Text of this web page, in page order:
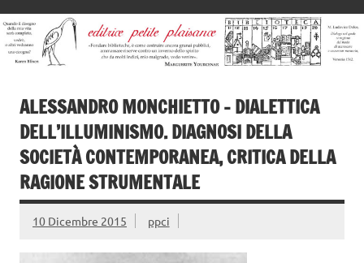
ALESSANDRO MONCHIETTO – DIALETTICA
DELL’ILLUMINISMO. DIAGNOSI DELLA
SOCIETÀ CONTEMPORANEA, CRITICA DELLA
RAGIONE STRUMENTALE
10 Dicembre 2015 ppci